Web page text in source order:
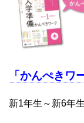
「かんぺきワ
新1年生～新6年